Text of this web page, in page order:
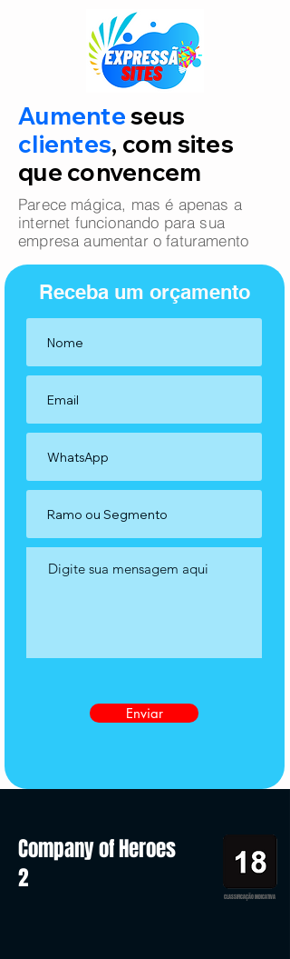
Aumenteseus
clientes, com sites
que convencem
Parece mágica, mas é apenas a
internet funcionando para sua
empresa aumentar o faturamento
Receba um orçamento
Enviar
Company of Heroes
2
CLASSIFICAÇÃO INDICATIVA